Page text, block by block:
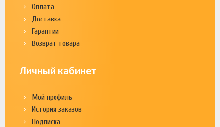
Оплата
Доставка
Гарантии
Возврат товара
Личный кабинет
Мой профиль
История заказов
Подписка